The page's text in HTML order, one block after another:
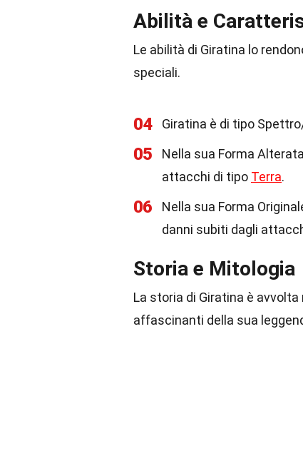
Abilità e
Le abilità di Giratina lo
speciali.
04 Giratina è di tipo
05
Nella sua Forma
attacchi di tipo Terra.
06 Nella sua Forma
danni subiti dagli
Storia e Mitologia
La storia di Giratina è
affascinanti della sua